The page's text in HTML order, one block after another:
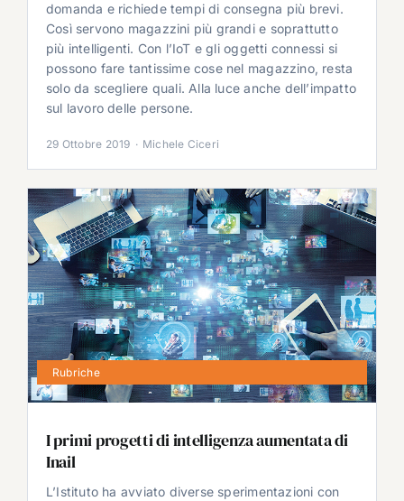
domanda e richiede tempi di consegna più brevi.
Così servono magazzini più grandi e soprattutto
più intelligenti. Con l’IoT e gli oggetti connessi si
possono fare tantissime cose nel magazzino, resta
solo da scegliere quali. Alla luce anche dell’impatto
sul lavoro delle persone.
29 Ottobre 2019 · Michele Ciceri
Rubriche
I primi progetti di intelligenza aumentata di
Inail
L’Istituto ha avviato diverse sperimentazioni con